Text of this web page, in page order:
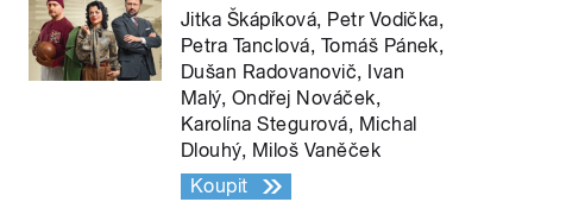
Jitka Škápíková, Petr Vodička,
Petra Tanclová, Tomáš Pánek,
Dušan Radovanovič, Ivan
Malý, Ondřej Nováček,
Karolína Stegurová, Michal
Dlouhý, Miloš Vaněček
Koupit